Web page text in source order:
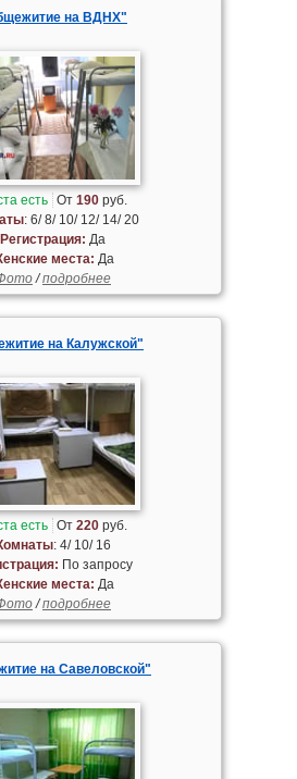
на ВДНХ"
есть От190 руб.
: 6/ 8/ 10/ 12/ 14/ 20
Регистрация: Да
места: Да
/подробнее
на Калужской"
есть От220 руб.
: 4/ 10/ 16
По запросу
места: Да
/подробнее
на Савеловской"